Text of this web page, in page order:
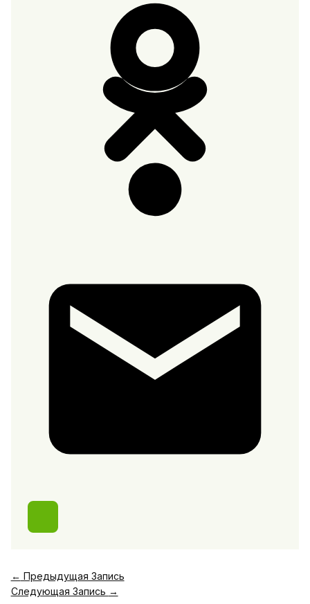
← Предыдущая Запись
Следующая Запись →